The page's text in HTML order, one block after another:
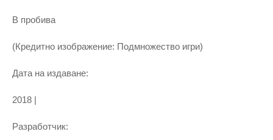
В пробива
(Кредитно изображение: Подмножество игри)
Дата на издаване:
2018 |
Разработчик: